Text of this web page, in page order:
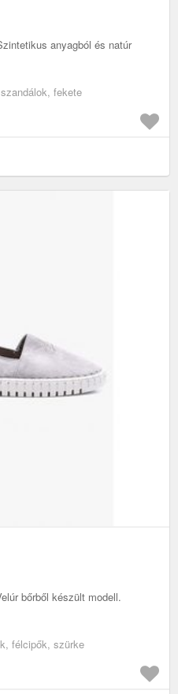
anyagból és natúr
fekete
bőrből készült modell.
félcipők, szürke